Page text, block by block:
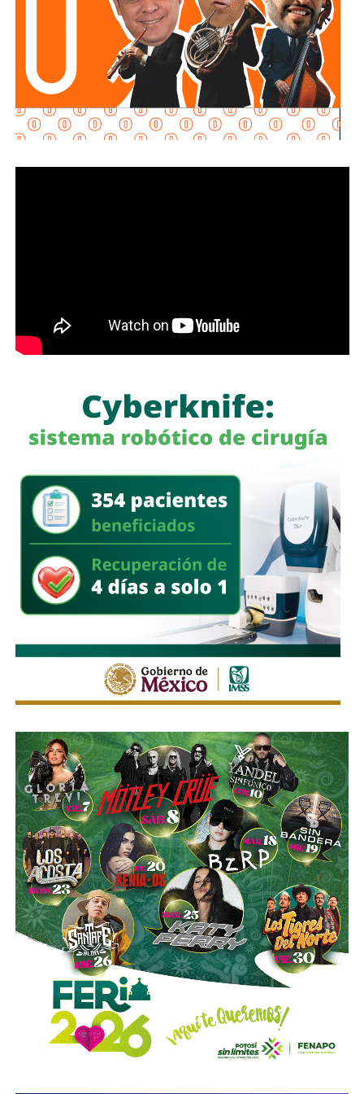
Badillo Moreno sostuvo que la seguridad es una
responsabilidad compartida entre los tres órdenes de
gobierno
, por lo que consideró indispensable mantener la
coordinación entre municipios, estado y Federación. En
ese sentido, adelantó que el tema deberá abordarse
durante la próxima reunión del Consejo Estatal de
El diputado afirmó quelos gobiernos municipales
desempeñan un papel clave en la detección de
actividades ilícitas, ya que son las autoridades más
movimientos fuera de lo habitual para reportarlos
oportunamente.
investigación realizado por las autoridades para combatir
este tipo de delitos y consideró que la coordinación
institucional seguirá siendo fundamental para atender la
problemática en las distintas regiones de San Luis Potosí.
Finalmente, informó quedurante la próxima sesión del
Consejo Estatal de Seguridad también se revisarán
los avances en la implementación de las reformas
encaminadas a garantizar mejores
condiciones salariales para las y los policías municipales
También lee:Golpe al huachicol en SLP: FGR asegura dos